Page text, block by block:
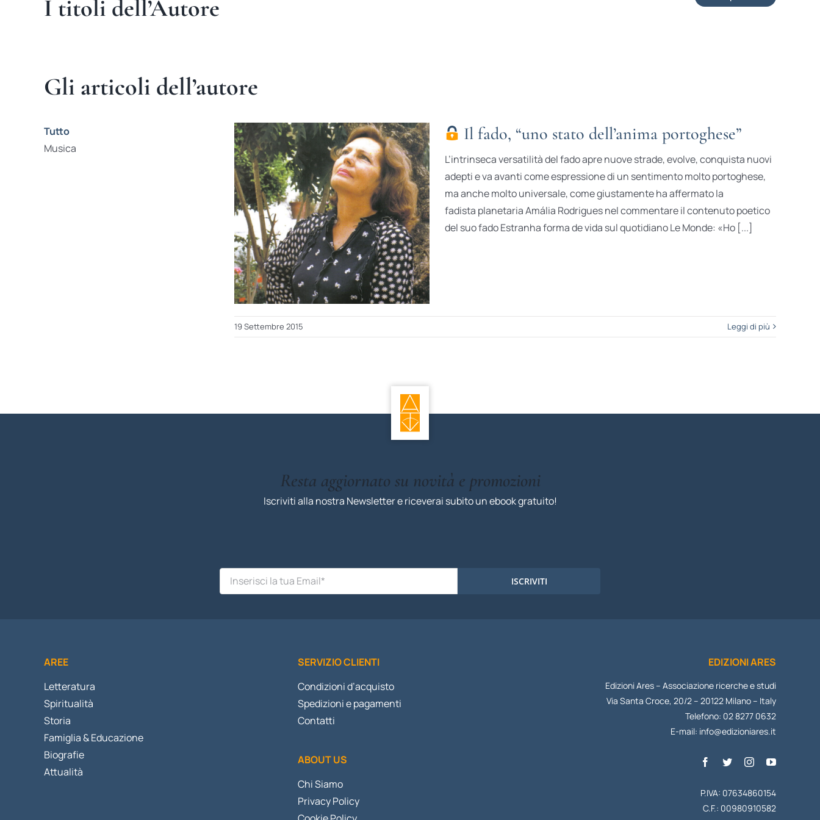
I titoli dell’Autore
Gli articoli dell’autore
Tutto
Musica
Il fado, “uno stato dell’anima portoghese”
L’intrinseca versatilità del fado apre nuove strade, evolve, conquista nuovi
adepti e va avanti come espressione di un sentimento molto portoghese,
ma anche molto universale, come giustamente ha affermato la
fadista planetaria Amália Rodrigues nel commentare il contenuto poetico
del suo fado Estranha forma de vida sul quotidiano Le Monde: «Ho [...]
19 Settembre 2015 Leggi di più
Resta aggiornato su novità e promozioni
Iscriviti alla nostra Newsletter e riceverai subito un ebook gratuito!
ISCRIVITI
AREE
Letteratura
Spiritualità
Storia
Famiglia & Educazione
Biografie
Attualità
SERVIZIO CLIENTI
Condizioni d’acquisto
Spedizioni e pagamenti
Contatti
ABOUT US
Chi Siamo
Privacy Policy
EDIZIONI ARES
Edizioni Ares – Associazione ricerche e studi
Via Santa Croce, 20/2 – 20122 Milano – Italy
Telefono: 02 8277 0632
E-mail: info@edizioniares.it
P.IVA: 07634860154
C.F.: 00980910582